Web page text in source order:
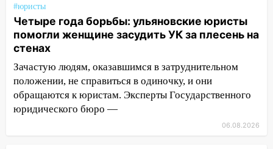
09:44
юному велосипедисту на улице
Чернышевского
08:21
велосипеда
07:18 В Ульяновск идет
тридцатиградусная жара: какая будет
#юристы
Четыре года борьбы: ульяновские юристы
помогли женщине засудить УК за плесень на
стенах
Зачастую людям, оказавшимся в затруднительном
положении, не справиться в одиночку, и они
обращаются к юристам. Эксперты Государственного
юридического бюро —
06.08.2026